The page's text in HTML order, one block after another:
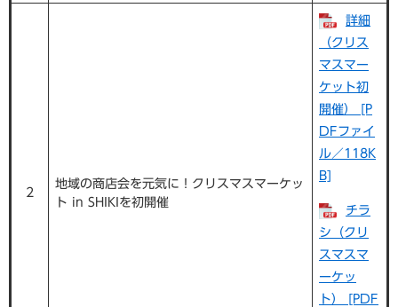
2
地域の商店会を元気に！クリスマスマーケッ
ト in SHIKIを初開催
詳細
（クリス
マスマー
ケット初
開催） [P
DFファイ
ル／118K
B]
チラ
シ（クリ
スマスマ
ーケッ
ト） [PDF